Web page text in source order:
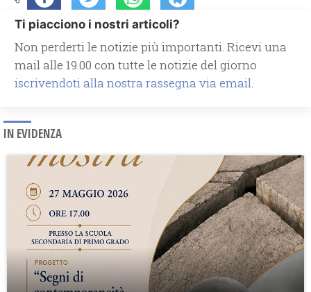
Ti piacciono i nostri articoli?
Non perderti le notizie più importanti. Ricevi una
mail alle 19.00 con tutte le notizie del giorno
iscrivendoti alla nostra rassegna via email.
IN EVIDENZA